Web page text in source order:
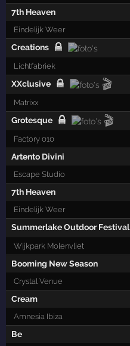
7th Heaven
Eindelijk Weer
Creations
Lichtfabriek
XXclusive 🎬
Matrixx
Grotesque 🎬
Factory 010
Artento Divini
Escape Studio
7th Heaven
Eindelijk Weer
Summerlake Outdoor Festival
Wijkpark Molenvliet
Booming New Season
Crystal Venue
Cream
Amnesia Ibiza
Be